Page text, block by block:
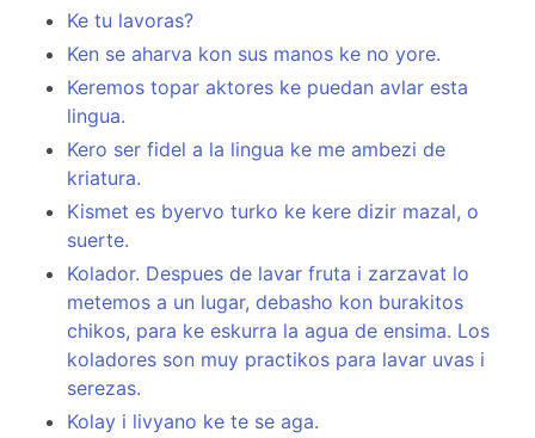
Ke tu lavoras?
Ken se aharva kon sus manos ke no yore.
Keremos topar aktores ke puedan avlar esta
lingua.
Kero ser fidel a la lingua ke me ambezi de
kriatura.
Kismet es byervo turko ke kere dizir mazal, o
suerte.
Kolador. Despues de lavar fruta i zarzavat lo
metemos a un lugar, debasho kon burakitos
chikos, para ke eskurra la agua de ensima. Los
koladores son muy practikos para lavar uvas i
serezas.
Kolay i livyano ke te se aga.